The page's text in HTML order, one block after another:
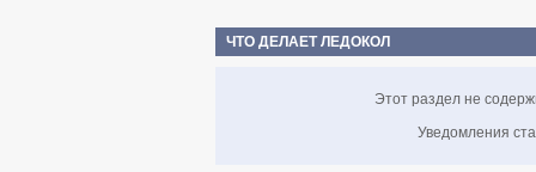
ЧТО ДЕЛАЕТ ЛЕДОКОЛ
Этот раздел не
Уведомления